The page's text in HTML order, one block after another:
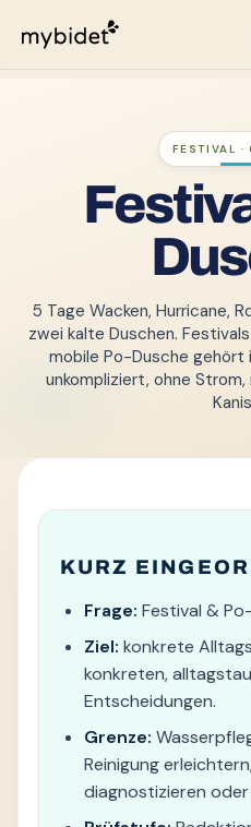
FESTIVAL ·
5 Tage Wacken, Hurricane,
zwei kalte Duschen.
mobile Po-Dusche gehört
unkompliziert, ohne
KURZ
Frage: Festival &
Ziel: konkrete
konkreten,
Entscheidungen.
Grenze:
Reinigung
diagnostizieren